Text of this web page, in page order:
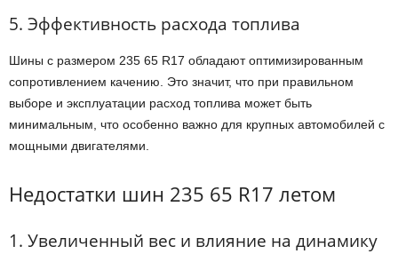
5. Эффективность расхода топлива
Шины с размером 235 65 R17 обладают оптимизированным
сопротивлением качению. Это значит, что при правильном
выборе и эксплуатации расход топлива может быть
минимальным, что особенно важно для крупных автомобилей с
мощными двигателями.
Недостатки шин 235 65 R17 летом
1. Увеличенный вес и влияние на динамику